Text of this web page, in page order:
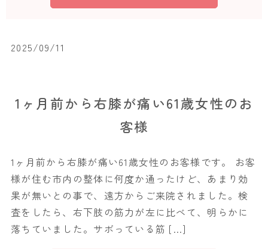
2025/09/11
1ヶ月前から右膝が痛い61歳女性のお
客様
1ヶ月前から右膝が痛い61歳女性のお客様です。 お客
様が住む市内の整体に何度か通ったけど、あまり効
果が無いとの事で、遠方からご来院されました。検
査をしたら、右下肢の筋力が左に比べて、明らかに
落ちていました。サボっている筋 […]